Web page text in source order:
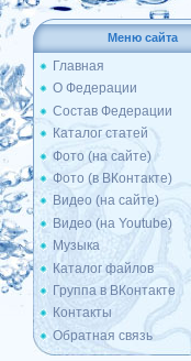
Меню сайта
Главная
О Федерации
Состав Федерации
Каталог статей
Фото (на сайте)
Фото (в ВКонтакте)
Видео (на сайте)
Видео (на Youtube)
Музыка
Каталог файлов
Группа в ВКонтакте
Контакты
Обратная связь